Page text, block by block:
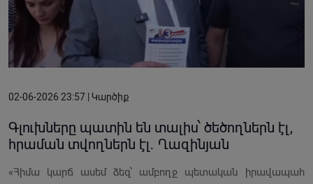
02-06-2026 23:57 | Կարծիք
Գլուխները պատին են տալիս՝ ծեծողներն էլ,
հրաման տվողներն էլ․ Ղազինյան
«Հիմա կարճ ասեմ ձեզ՝ ամբողջ պետական իրավապահ